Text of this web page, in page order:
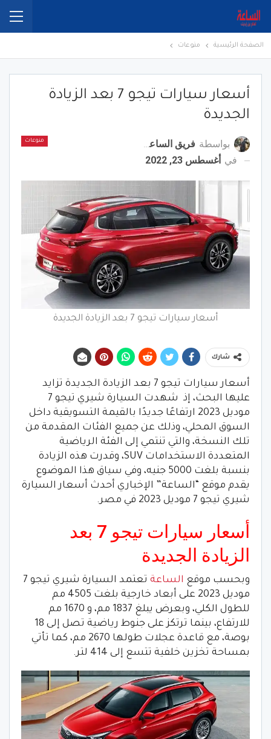
الصفحة الرئيسية منوعات
أسعار سيارات تيجو 7 بعد الزيادة
الجديدة
منوعات بواسطة فريق الساعة برس
في أغسطس 23, 2022
أسعار سيارات تيجو 7 بعد الزيادة الجديدة
شارك
أسعار سيارات تيجو 7 بعد الزيادة الجديدة تزايد
عليها البحث، إذ شهدت السيارة شيري تيجو 7
موديل 2023 ارتفاعًا جديدًا بالقيمة التسويقية داخل
السوق المحلي، وذلك عن جميع الفئات المقدمة من
تلك النسخة، والتي تنتمي إلى الفئة الرياضية
المتعددة الاستخدامات SUV، وقدرت هذه الزيادة
بنسبة بلغت 5000 جنيه، وفي سياق هذا الموضوع
يقدم موقع “الساعة” الإخباري أحدث أسعار السيارة
شيري تيجو 7 موديل 2023 في مصر.
أسعار سيارات تيجو 7 بعد
الزيادة الجديدة
وبحسب موقع الساعة
تعتمد السيارة شيري تيجو 7
موديل 2023 على أبعاد خارجية بلغت 4505 مم
للطول الكلي، وبعرض يبلغ 1837 مم، و 1670 مم
للارتفاع، بينما ترتكز على جنوط رياضية تصل إلى 18
بوصة، مع قاعدة عجلات طولها 2670 مم، كما تأتي
بمساحة تخزين خلفية تتسع إلى 414 لتر.